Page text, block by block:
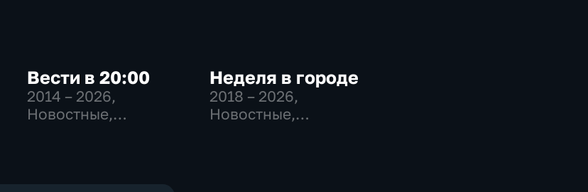
Вести в 20:00
2014 – 2026,
Новостные,
Неделя в городе
2018 – 2026,
Новостные,